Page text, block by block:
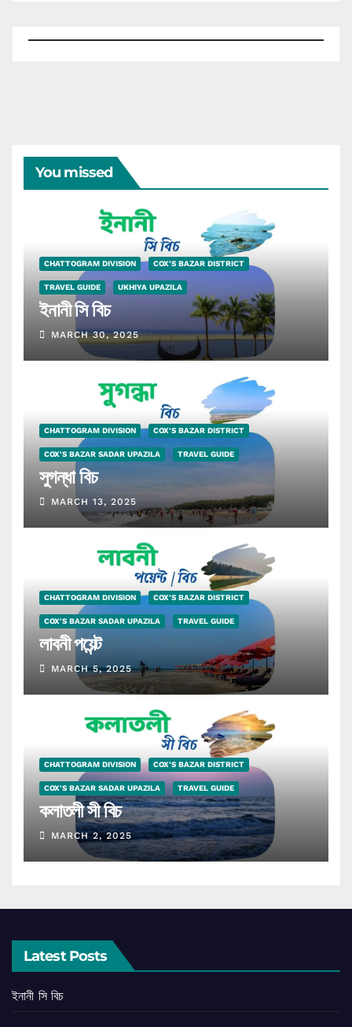
You missed
CHATTOGRAM DIVISION COX'S BAZAR DISTRICT
TRAVEL GUIDE UKHIYA UPAZILA
ইনানী সি বিচ
MARCH 30, 2025
CHATTOGRAM DIVISION COX'S BAZAR DISTRICT
COX'S BAZAR SADAR UPAZILA TRAVEL GUIDE
সুগন্ধা বিচ
MARCH 13, 2025
CHATTOGRAM DIVISION COX'S BAZAR DISTRICT
COX'S BAZAR SADAR UPAZILA TRAVEL GUIDE
লাবনী পয়েন্ট
MARCH 5, 2025
CHATTOGRAM DIVISION COX'S BAZAR DISTRICT
COX'S BAZAR SADAR UPAZILA TRAVEL GUIDE
কলাতলী সী বিচ
MARCH 2, 2025
Latest Posts
ইনানী সি বিচ